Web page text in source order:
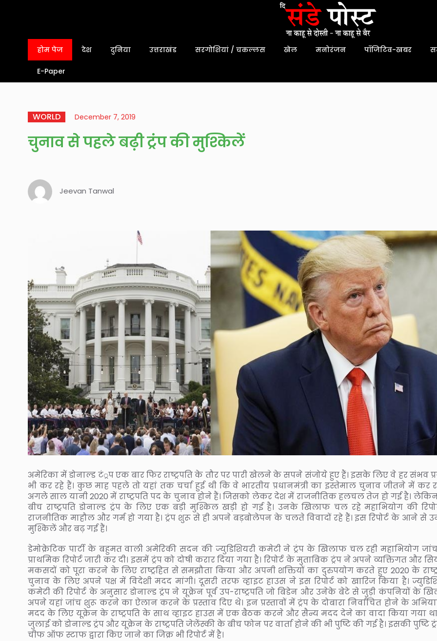
होम पेज देश दुनिया उत्तराखंड सरगोशियां / चकल्लस खेल मनोरंजन पॉजिटिव-खबर
E-Paper
WORLD December 7, 2019
चुनाव से पहले बढ़ी ट्रंप की मुश्किलें
Jeevan Tanwal
अमेरिका में डोनाल्ड टं्रप एक बार फिर राष्ट्रपति के तौर पर पारी खेलने के सपने संजोये हुए हैं। इसके लिए वे हर संभव
भी कर रहे हैं। कुछ माह पहले तो यहां तक चर्चा हुई थी कि वे भारतीय प्रधानमंत्री का इस्तेमाल चुनाव जीतने में कर
अगले साल यानी 2020 में राष्ट्रपति पद के चुनाव होने हैं। जिसको लेकर देश में राजनीतिक हलचल तेज हो गई है।
बीच राष्ट्रपति डोनाल्ड ट्रंप के लिए एक बड़ी मुश्किल खड़ी हो गई है। उनके खिलाफ चल रहे महाभियोग की
राजनीतिक माहौल और गर्म हो गया है। ट्रंप शुरू से ही अपने बड़बोलेपन के चलते विवादों रहे हैं। इस रिपोर्ट के आने से
मुश्किलें और बढ़ गई हैं।
डेमोक्रेटिक पार्टी के बहुमत वाली अमेरिकी सदन की ज्युडिशियरी कमेटी ने ट्रंप के खिलाफ चल रही महाभियोग
प्राथमिक रिपोर्ट जारी कर दी। इसमें ट्रंप को दोषी करार दिया गया है। रिपोर्ट के मुताबिक ट्रंप ने अपने व्यक्तिगत और
मकसदों को पूरा करने के लिए राष्ट्रहित से समझौता किया और अपनी शक्तियों का दुरुपयोग करते हुए 2020 के
चुनाव के लिए अपने पक्ष में विदेशी मदद मांगी। दूसरी तरफ व्हाइट हाउस ने इस रिपोर्ट को खारिज किया है।
कमेटी की रिपोर्ट के अनुसार डोनाल्ड ट्रंप ने यूक्रेन पूर्व उप-राष्ट्रपति जो बिडेन और उनेके बेटे से जुड़ी कंपनियों के
अपने यहां जांच शुरू करने का ऐलान करने के प्रस्ताव दिए थे। इन प्रस्तावों में ट्रंप के दोबारा निर्वाचित होने के
मदद के लिए यूक्रेन के राष्ट्रपति के साथ व्हाइट हाउस में एक बैठक करने और सैन्य मदद देने का वादा किया गया
जुलाई को डोनाल्ड ट्रंप और यूक्रेन के राष्ट्रपति जेलेंस्की के बीच फोन पर वार्ता होने की भी पुष्टि की गई है। इसकी पुष्टि
चीफ ऑफ स्टाफ द्वारा किए जाने का जिक्र भी रिपोर्ट में है।